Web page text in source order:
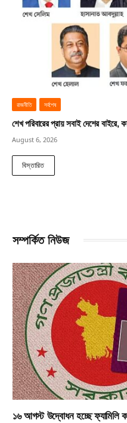
রাজনীতি সর্বশেষ
শেখ পরিবারের প্রায় সবাই দেশের বাইরে,
August 6, 2026
বিস্তারিত
সম্পর্কিত নিউজ
১৬ আগস্ট উদ্বোধন হচ্ছে ফ্যামিলি